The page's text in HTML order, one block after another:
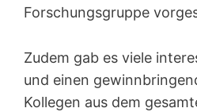
Forschungsgruppe
Zudem gab es viele
und einen
Kollegen aus dem